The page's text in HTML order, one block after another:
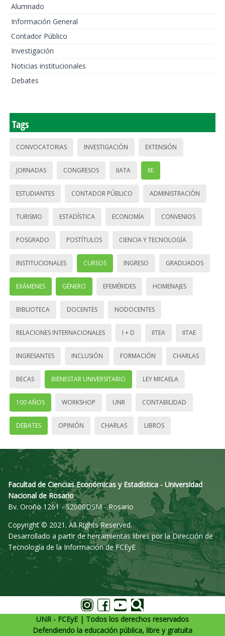
Alumnado
Información General
Contador Público
Investigación
Noticias institucionales
Debates
Tags
CONVOCATORIAS INVESTIGACIÓN EXTENSIÓN
JORNADAS CONGRESOS IIATA IIE
ESTUDIANTES CONTADOR PÚBLICO ADMINISTRACIÓN
TURISMO ESTADÍSTICA ECONOMÍA CONVENIOS
POSGRADO POSTÍTULOS CIENCIA Y TECNOLOGÍA
INSTITUCIONALES CURSOS INGRESO GRADUADOS
EXÁMENES GÉNERO EFEMÉRIDES HOMENAJES
BIBLIOTECA DOCENTES NODOCENTES
RELACIONES INTERNACIONALES I + D IITEA IITAE
INGRESANTES INCLUSIÓN FORMACIÓN CHARLAS
BECAS BIENESTAR UNIVERSITARIO LEY MICAELA
100 AÑOS WORKSHOP UNR CONTABILIDAD
DEBATES OPINIÓN CHARLAS LIBROS
Facultad de Ciencias Económicas y Estadística - Universidad
Nacional de Rosario
Bv. Oroño 1261 - S2000DSM - Rosario
Copyright © 2021. All Rights Reserved.
Desarrollado a partir de herramientas libres por la Dirección de
Tecnología de la Información de FCEyE
UNR - FCEyE | Todos los derechos reservados
Defendiendo la educación pública, libre y gratuita